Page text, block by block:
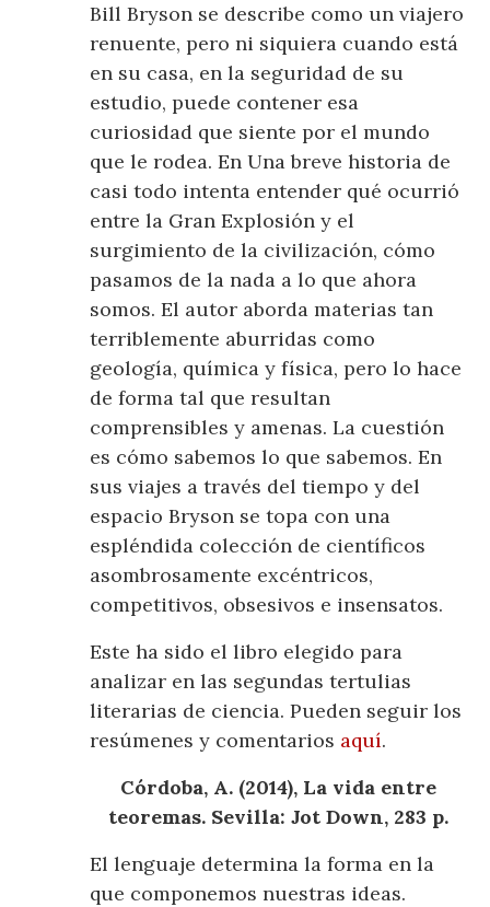
Bill Bryson se describe como un viajero
renuente, pero ni siquiera cuando está
en su casa, en la seguridad de su
estudio, puede contener esa
curiosidad que siente por el mundo
que le rodea. En Una breve historia de
casi todo intenta entender qué ocurrió
entre la Gran Explosión y el
surgimiento de la civilización, cómo
pasamos de la nada a lo que ahora
somos. El autor aborda materias tan
terriblemente aburridas como
geología, química y física, pero lo hace
de forma tal que resultan
comprensibles y amenas. La cuestión
es cómo sabemos lo que sabemos. En
sus viajes a través del tiempo y del
espacio Bryson se topa con una
espléndida colección de científicos
asombrosamente excéntricos,
competitivos, obsesivos e insensatos.
Este ha sido el libro elegido para
analizar en las segundas tertulias
literarias de ciencia. Pueden seguir los
resúmenes y comentarios aquí.
Córdoba, A. (2014), La vida entre
teoremas. Sevilla: Jot Down, 283 p.
El lenguaje determina la forma en la
que componemos nuestras ideas.